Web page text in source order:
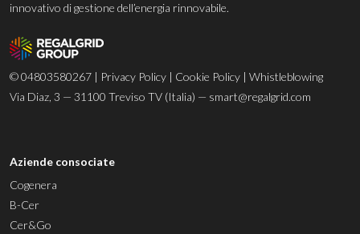
innovativo di gestione dell’energia rinnovabile.
© 04803580267 | Privacy Policy | Cookie Policy | Whistleblowing
Via Diaz, 3 — 31100 Treviso TV (Italia) — smart@regalgrid.com
Aziende consociate
Cogenera
B-Cer
Cer&Go